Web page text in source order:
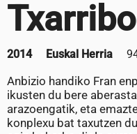
2014 Euskal Herria
Anbizio handiko Fran
ikusten du bere
arazoengatik, eta
konplexu bat taxutzen